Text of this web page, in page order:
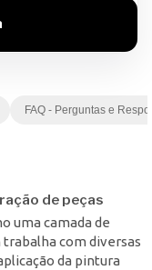
FAQ - Perguntas e
de peças
uma camada de
com diversas
da pintura